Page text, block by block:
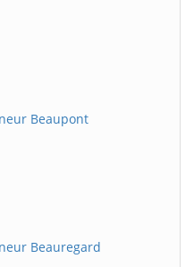
Beaupont
Beauregard